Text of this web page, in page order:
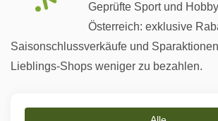
Geprüfte Sport und
Österreich: exklusive
Saisonschlussverkäufe und
Lieblings-Shops weniger zu bezahlen.